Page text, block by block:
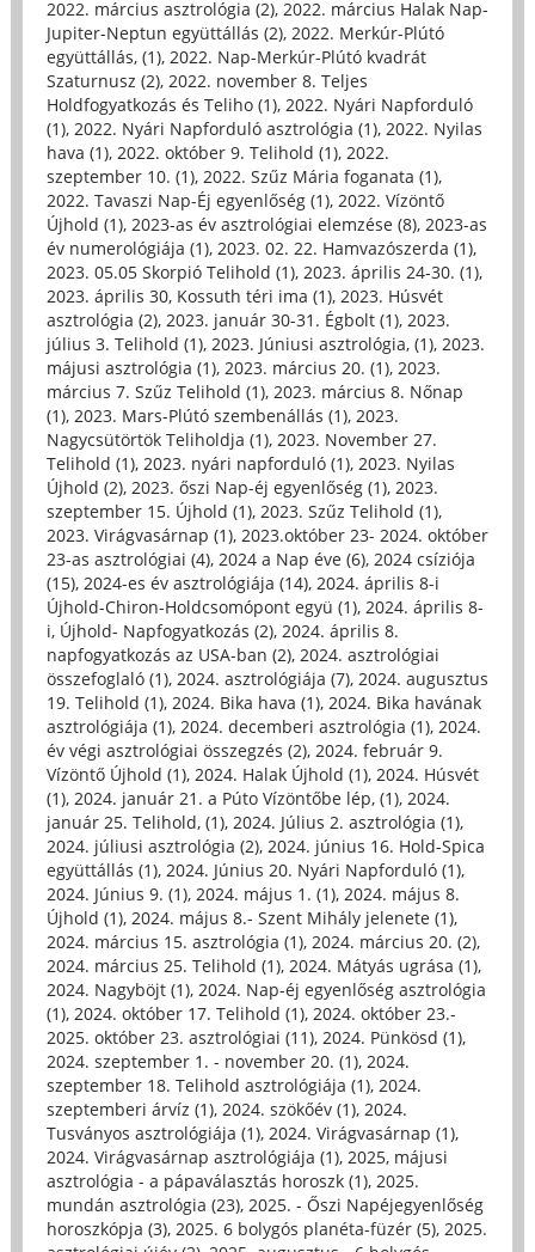
2022. március asztrológia (2), 2022. március Halak Nap-
Jupiter-Neptun együttállás (2), 2022. Merkúr-Plútó
együttállás, (1), 2022. Nap-Merkúr-Plútó kvadrát
Szaturnusz (2), 2022. november 8. Teljes
Holdfogyatkozás és Teliho (1), 2022. Nyári Napforduló
(1), 2022. Nyári Napforduló asztrológia (1), 2022. Nyilas
hava (1), 2022. október 9. Telihold (1), 2022.
szeptember 10. (1), 2022. Szűz Mária foganata (1),
2022. Tavaszi Nap-Éj egyenlőség (1), 2022. Vízöntő
Újhold (1), 2023-as év asztrológiai elemzése (8), 2023-as
év numerológiája (1), 2023. 02. 22. Hamvazószerda (1),
2023. 05.05 Skorpió Telihold (1), 2023. április 24-30. (1),
2023. április 30, Kossuth téri ima (1), 2023. Húsvét
asztrológia (2), 2023. január 30-31. Égbolt (1), 2023.
július 3. Telihold (1), 2023. Júniusi asztrológia, (1), 2023.
májusi asztrológia (1), 2023. március 20. (1), 2023.
március 7. Szűz Telihold (1), 2023. március 8. Nőnap
(1), 2023. Mars-Plútó szembenállás (1), 2023.
Nagycsütörtök Teliholdja (1), 2023. November 27.
Telihold (1), 2023. nyári napforduló (1), 2023. Nyilas
Újhold (2), 2023. őszi Nap-éj egyenlőség (1), 2023.
szeptember 15. Újhold (1), 2023. Szűz Telihold (1),
2023. Virágvasárnap (1), 2023.október 23- 2024. október
23-as asztrológiai (4), 2024 a Nap éve (6), 2024 csíziója
(15), 2024-es év asztrológiája (14), 2024. április 8-i
Újhold-Chiron-Holdcsomópont együ (1), 2024. április 8-
i, Újhold- Napfogyatkozás (2), 2024. április 8.
napfogyatkozás az USA-ban (2), 2024. asztrológiai
összefoglaló (1), 2024. asztrológiája (7), 2024. augusztus
19. Telihold (1), 2024. Bika hava (1), 2024. Bika havának
asztrológiája (1), 2024. decemberi asztrológia (1), 2024.
év végi asztrológiai összegzés (2), 2024. február 9.
Vízöntő Újhold (1), 2024. Halak Újhold (1), 2024. Húsvét
(1), 2024. január 21. a Púto Vízöntőbe lép, (1), 2024.
január 25. Telihold, (1), 2024. Július 2. asztrológia (1),
2024. júliusi asztrológia (2), 2024. június 16. Hold-Spica
együttállás (1), 2024. Június 20. Nyári Napforduló (1),
2024. Június 9. (1), 2024. május 1. (1), 2024. május 8.
Újhold (1), 2024. május 8.- Szent Mihály jelenete (1),
2024. március 15. asztrológia (1), 2024. március 20. (2),
2024. március 25. Telihold (1), 2024. Mátyás ugrása (1),
2024. Nagyböjt (1), 2024. Nap-éj egyenlőség asztrológia
(1), 2024. október 17. Telihold (1), 2024. október 23.-
2025. október 23. asztrológiai (11), 2024. Pünkösd (1),
2024. szeptember 1. - november 20. (1), 2024.
szeptember 18. Telihold asztrológiája (1), 2024.
szeptemberi árvíz (1), 2024. szökőév (1), 2024.
Tusványos asztrológiája (1), 2024. Virágvasárnap (1),
2024. Virágvasárnap asztrológiája (1), 2025, májusi
asztrológia - a pápaválasztás horoszk (1), 2025.
mundán asztrológia (23), 2025. - Őszi Napéjegyenlőség
horoszkópja (3), 2025. 6 bolygós planéta-füzér (5), 2025.